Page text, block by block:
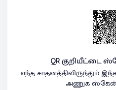
QR குறியீட்டை
எந்த சாதனத்திலிருந்தும்
அணுக ஸ்கேன்